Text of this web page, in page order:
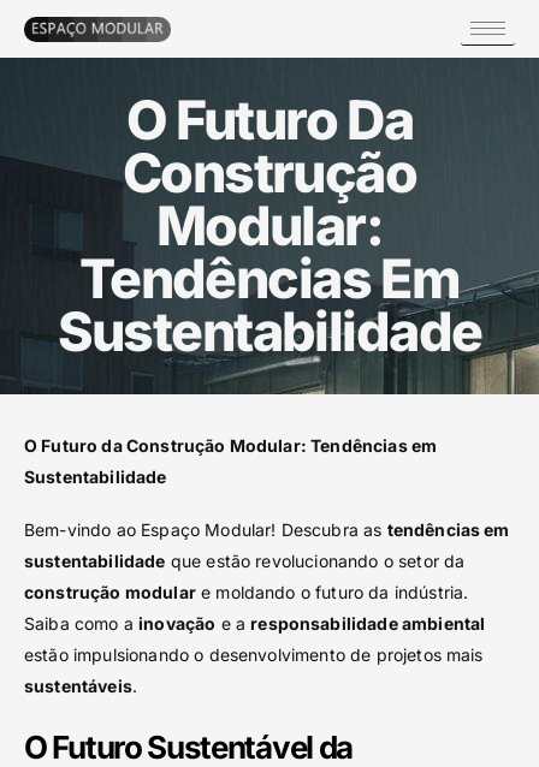
O Futuro Da
Construção
Modular:
Tendências Em
Sustentabilidade
O Futuro da Construção Modular: Tendências em
Sustentabilidade
Bem-vindo ao Espaço Modular! Descubra as tendências em
sustentabilidade que estão revolucionando o setor da
construção modulare moldando o futuro da indústria.
Saiba como ainovação e aresponsabilidade ambiental
estão impulsionando o desenvolvimento de projetos mais
sustentáveis.
O Futuro Sustentável da